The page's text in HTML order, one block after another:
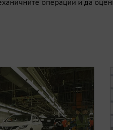
операции и да